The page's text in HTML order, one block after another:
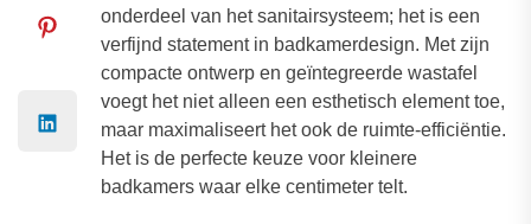
onderdeel van het sanitairsysteem; het is een
verfijnd statement in badkamerdesign. Met zijn
compacte ontwerp en geïntegreerde wastafel
voegt het niet alleen een esthetisch element toe,
maar maximaliseert het ook de ruimte-efficiëntie.
Het is de perfecte keuze voor kleinere
badkamers waar elke centimeter telt.